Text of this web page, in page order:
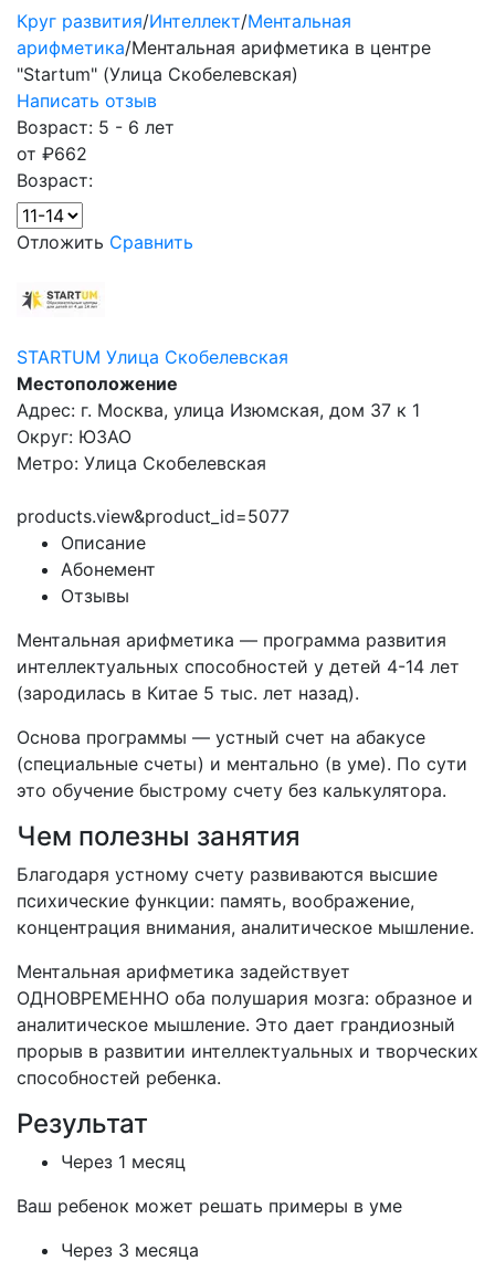
Круг развития/Интеллект/Ментальная
арифметика/Ментальная арифметика в центре
"Startum" (Улица Скобелевская)
Написать отзыв
Возраст: 5 - 6 лет
от ₽662
Возраст:
Отложить Сравнить
STARTUM Улица Скобелевская
Местоположение
Адрес: г. Москва, улица Изюмская, дом 37 к 1
Округ: ЮЗАО
Метро: Улица Скобелевская
products.view&product_id=5077
Описание
Абонемент
Отзывы
Ментальная арифметика — программа развития
интеллектуальных способностей у детей 4-14 лет
(зародилась в Китае 5 тыс. лет назад).
Основа программы — устный счет на абакусе
(специальные счеты) и ментально (в уме). По сути
это обучение быстрому счету без калькулятора.
Чем полезны занятия
Благодаря устному счету развиваются высшие
психические функции: память, воображение,
концентрация внимания, аналитическое мышление.
Ментальная арифметика задействует
ОДНОВРЕМЕННО оба полушария мозга: образное и
аналитическое мышление. Это дает грандиозный
прорыв в развитии интеллектуальных и творческих
способностей ребенка.
Результат
Через 1 месяц
Ваш ребенок может решать примеры в уме
Через 3 месяца